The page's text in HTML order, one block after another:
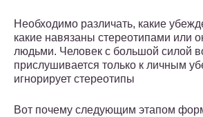
Необходимо различать, какие
какие навязаны стереотипами или
людьми. Человек с большой силой
прислушивается только к личным
игнорирует стереотипы
Вот почему следующим этапом